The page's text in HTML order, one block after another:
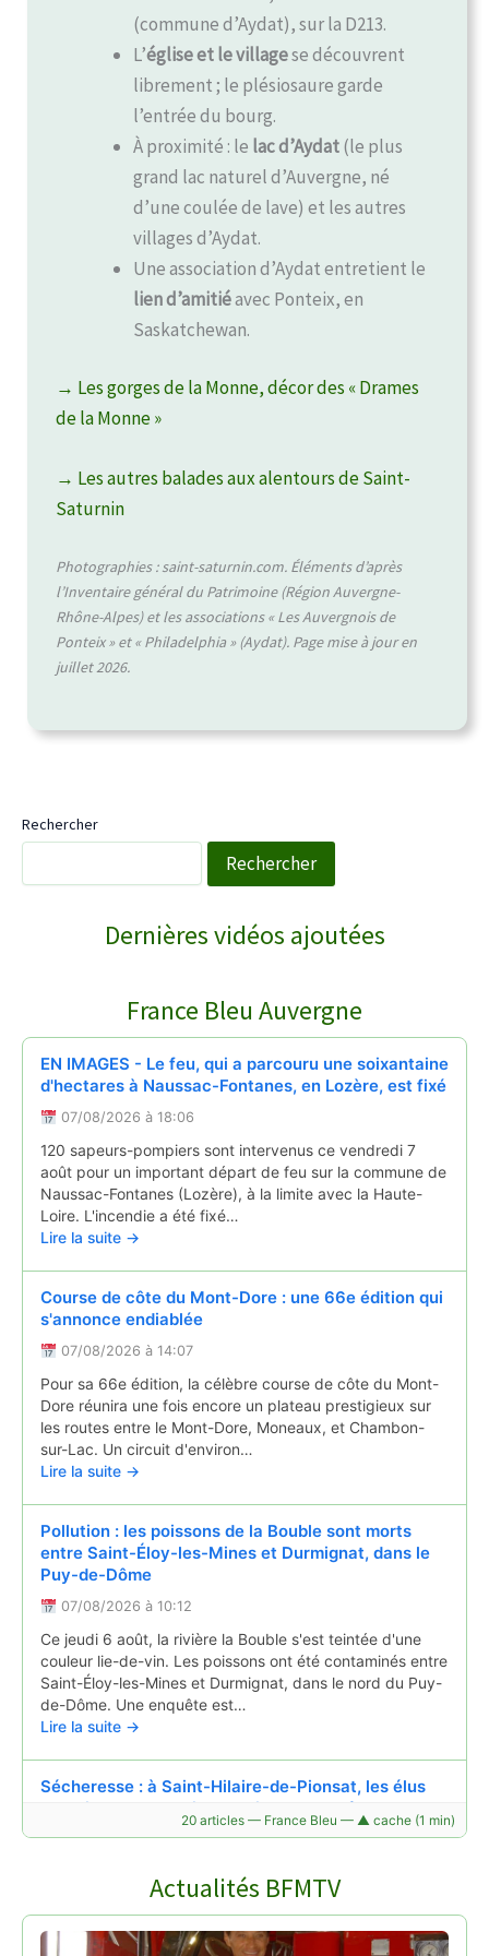
(commune d’Aydat), sur la D213.
L’église et le villagese découvrent
librement ; le plésiosaure garde
l’entrée du bourg.
À proximité : le lac d’Aydat(le plus
grand lac naturel d’Auvergne, né
d’une coulée de lave) et les autres
villages d’Aydat.
Une association d’Aydat entretient le
lien d’amitiéavec Ponteix, en
Saskatchewan.
→ Les gorges de la Monne, décor des « Drames
de la Monne »
→ Les autres balades aux alentours de Saint-
Saturnin
Photographies : saint-saturnin.com. Éléments d’après
l’Inventaire général du Patrimoine (Région Auvergne-
Rhône-Alpes) et les associations « Les Auvergnois de
Ponteix » et « Philadelphia » (Aydat). Page mise à jour en
juillet 2026.
Rechercher
Rechercher
Dernières vidéos ajoutées
France Bleu Auvergne
EN IMAGES - Le feu, qui a parcouru une soixantaine
d'hectares à Naussac-Fontanes, en Lozère, est fixé
07/08/2026 à 18:06
120 sapeurs-pompiers sont intervenus ce vendredi 7
août pour un important départ de feu sur la commune de
Naussac-Fontanes (Lozère), à la limite avec la Haute-
Loire. L'incendie a été fixé…
Lire la suite →
Course de côte du Mont-Dore : une 66e édition qui
s'annonce endiablée
07/08/2026 à 14:07
Pour sa 66e édition, la célèbre course de côte du Mont-
Dore réunira une fois encore un plateau prestigieux sur
les routes entre le Mont-Dore, Moneaux, et Chambon-
sur-Lac. Un circuit d'environ…
Lire la suite →
Pollution : les poissons de la Bouble sont morts
entre Saint-Éloy-les-Mines et Durmignat, dans le
Puy-de-Dôme
07/08/2026 à 10:12
Ce jeudi 6 août, la rivière la Bouble s'est teintée d'une
couleur lie-de-vin. Les poissons ont été contaminés entre
Saint-Éloy-les-Mines et Durmignat, dans le nord du Puy-
de-Dôme. Une enquête est…
Lire la suite →
Sécheresse : à Saint-Hilaire-de-Pionsat, les élus
surveillent chaque jour le niveau du château d'eau
07/08/2026 à 05:31
À Saint-Hilaire-de-Pionsat, dans les Combrailles (Puy-de-
Dôme), la sécheresse inquiète les habitants. Fin juin, la
commune a connu une première coupure d’eau après
une baisse importante du niveau du château d’eau…
20 articles — France Bleu — ▲ cache (1 min)
Actualités BFMTV